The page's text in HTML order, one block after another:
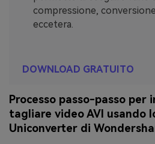
compressione,
eccetera.
DOWNLOAD GRATUITO
Processo passo-passo per
tagliare video AVI usando
Uniconverter di